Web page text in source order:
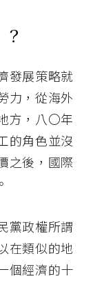
發展策略就
力，從海外
方，八〇年
的角色並沒
之後，國際
黨政權所謂
在類似的地
個經濟的十